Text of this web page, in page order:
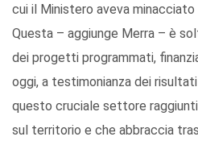
cui il Ministero aveva
Questa – aggiunge Merra – è
dei progetti programmati,
oggi, a testimonianza dei
questo cruciale settore
sul territorio e che abbraccia